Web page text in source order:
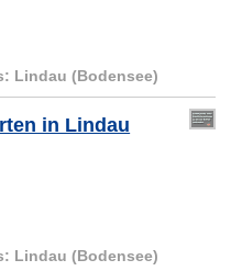
Lindau (Bodensee)
in Lindau
Lindau (Bodensee)